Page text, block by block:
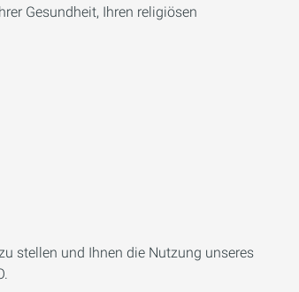
Gesundheit, Ihren religiösen
stellen und Ihnen die Nutzung unseres